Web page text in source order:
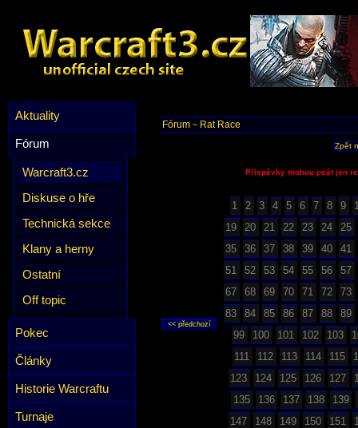
Aktuality
Fórum
Warcraft3.cz
Diskuse o hře
Technická sekce
Klany a herny
Ostatní
Off topic
Pokec
Články
Historie Warcraftu
Turnaje
Fórum ~ Rat Race
Zpět
Příspěvky mohou psát jen
1 2 3 4 5 6 7 8 9
19
20 21 22 23 24
25
35
36 37 38 39 40
41
51
52 53 54 55 56
57
67
68 69 70 71 72
73
83
84 85 86 87 88
89
99
100 101 102 103
111
112 113 114 115
123
124 125 126 127
135
136 137 138 139
147
148 149 150 151